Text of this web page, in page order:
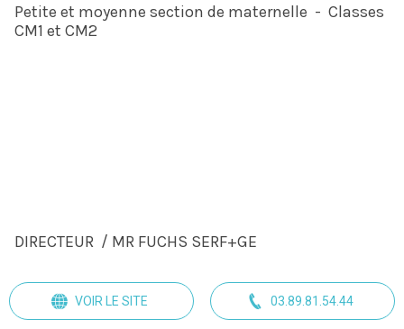
Petite et moyenne section de maternelle - Classes
CM1 et CM2
DIRECTEUR / MR FUCHS SERF+GE
VOIR LE SITE 03.89.81.54.44